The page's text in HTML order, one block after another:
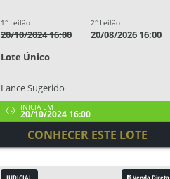
1° Leilão
20/10/2024 16:00
2° Leilão
20/08/2026 16:00
Lote Único
Lance Sugerido
INICIA EM
20/10/2024 16:00
CONHECER ESTE LOTE
JUDICIAL Venda Direta